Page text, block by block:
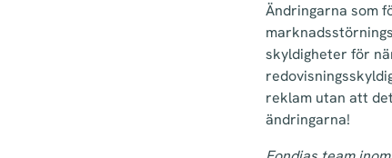
Ändringarna som
skyldigheter för
reklam utan att
ändringarna!